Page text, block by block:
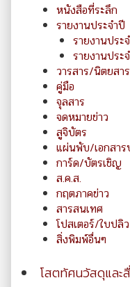
หนังสือที่ระลึก
รายงานประจำปี
รายงานประ
รายงานปร
วารสาร/นิตยสาร
คู่มือ
จุลสาร
จดหมายข่าว
สูจิบัตร
แผ่นพับ/เอกสา
การ์ด/บัตรเชิญ
ส.ค.ส.
กฤตภาคข่าว
สารสนเทศ
โปสเตอร์/ใบปลิว
สิ่งพิมพ์อื่นๆ
โสตทัศนวัสดุแล